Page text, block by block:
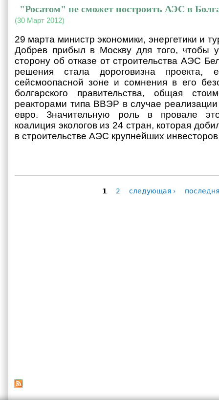
"Росатом" не сможет построить АЭС в
(30 Март 2012)
29 марта министр экономики, энергетики и
Добрев прибыл в Москву для того, чтобы
сторону об отказе от строительства АЭС
решения стала дороговизна проекта,
сейсмоопасной зоне и сомнения в его
болгарского правительства, общая
реакторами типа ВВЭР в случае
евро. Значительную роль в провале
коалиция экологов из 24 стран, которая
в строительстве АЭС крупнейших
1 2 следующая ›